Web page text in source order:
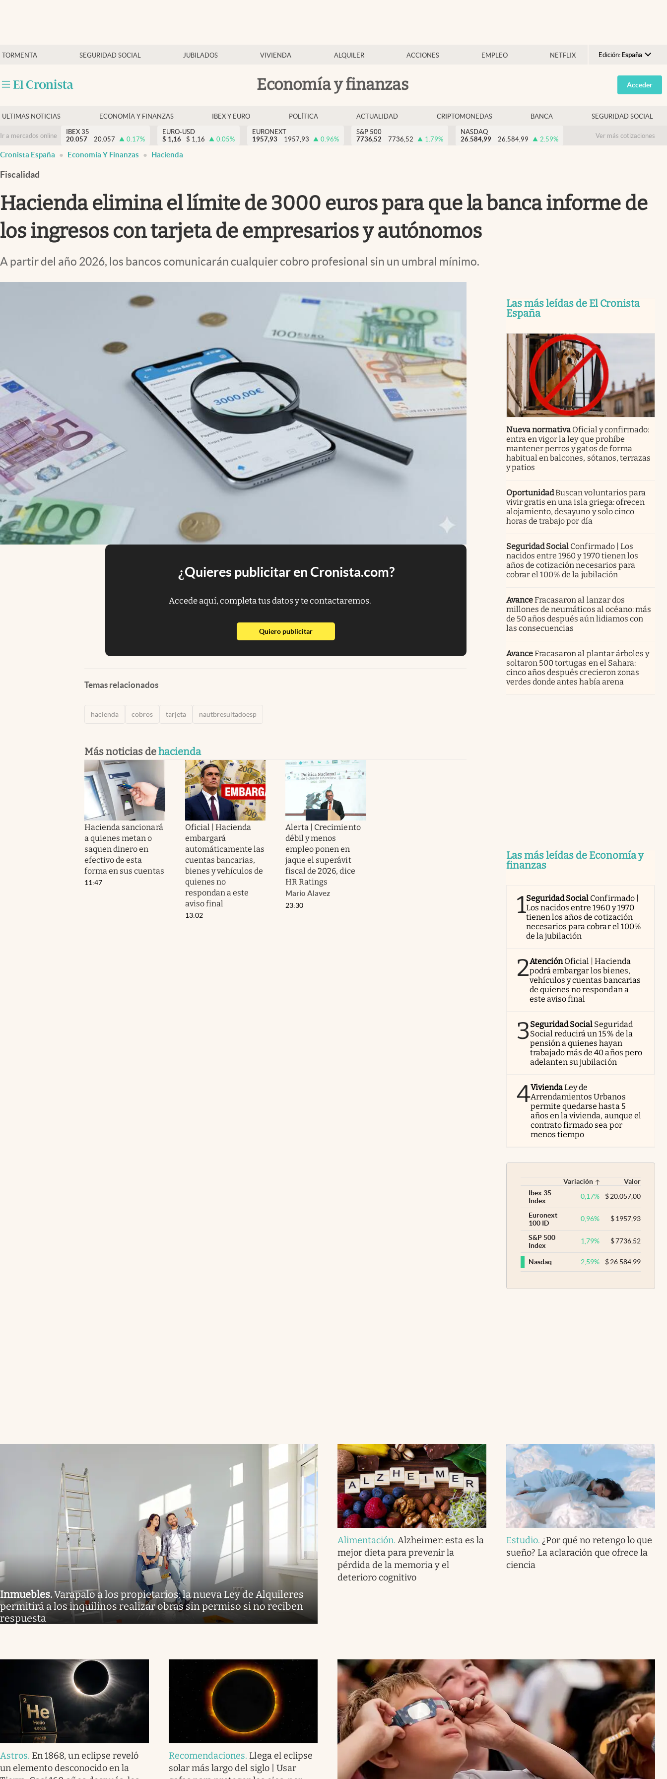
TORMENTA SEGURIDAD SOCIAL JUBILADOS VIVIENDA ALQUILER ACCIONES EMPLEO NETFLIX Edición: España
Argentina
España
USA
Colombia
Economía y finanzas
Economía y finanzas
Criptomonedas
Acceder
ULTIMAS NOTICIAS ECONOMÍA Y FINANZAS IBEX Y EURO POLÍTICA ACTUALIDAD CRIPTOMONEDAS BANCA SEGURIDAD SOCIAL
Ir a mercados online
IBEX 35
20.057
20.057 0.17%
EURO-USD
$ 1,16 $ 1,16 0.05%
EURONEXT
1957,93
1957,93 0.96%
S&P 500
7736,52
7736,52 1.79%
NASDAQ
26.584,99
26.584,99 2.59% Ver más cotizaciones
Cronista España Economía Y Finanzas Hacienda
Fiscalidad
Hacienda elimina el límite de 3000 euros para que la banca informe de
los ingresos con tarjeta de empresarios y autónomos
A partir del año 2026, los bancos comunicarán cualquier cobro profesional sin un umbral mínimo.
¿Quieres publicitar en Cronista.com?
Accede aquí, completa tus datos y te contactaremos.
Quiero publicitarabre en nueva pestaña
Temas relacionados
hacienda cobros tarjeta nautbresultadoesp
Más noticias dehacienda
Hacienda sancionará
a quienes metan o
saquen dinero en
efectivo de esta
forma en sus cuentas
11:47
Oficial | Hacienda
embargará
automáticamente las
cuentas bancarias,
bienes y vehículos de
quienes no
respondan a este
aviso final
13:02
Alerta | Crecimiento
débil y menos
empleo ponen en
jaque el superávit
fiscal de 2026, dice
HR Ratings
Mario Alavez
23:30
Las más leídas de El Cronista
España
Nueva normativa Oficial y confirmado:
entra en vigor la ley que prohíbe
mantener perros y gatos de forma
habitual en balcones, sótanos, terrazas
y patios
OportunidadBuscan voluntarios para
vivir gratis en una isla griega: ofrecen
alojamiento, desayuno y solo cinco
horas de trabajo por día
Seguridad Social Confirmado | Los
nacidos entre 1960 y 1970 tienen los
años de cotización necesarios para
cobrar el 100% de la jubilación
AvanceFracasaron al lanzar dos
millones de neumáticos al océano: más
de 50 años después aún lidiamos con
las consecuencias
AvanceFracasaron al plantar árboles y
soltaron 500 tortugas en el Sahara:
cinco años después crecieron zonas
verdes donde antes había arena
Las más leídas de Economía y
finanzas
1Seguridad Social Confirmado |
Los nacidos entre 1960 y 1970
tienen los años de cotización
necesarios para cobrar el 100%
de la jubilación
2AtenciónOficial | Hacienda
podrá embargar los bienes,
vehículos y cuentas bancarias
de quienes no respondan a
este aviso final
3Seguridad Social Seguridad
Social reducirá un 15% de la
pensión a quienes hayan
trabajado más de 40 años pero
adelanten su jubilación
4ViviendaLey de
Arrendamientos Urbanos
permite quedarse hasta 5
años en la vivienda, aunque el
contrato firmado sea por
menos tiempo
Variación
Valor
Ibex 35
Index
0,17% $20.057,00
Euronext
100 ID
0,96% $1957,93
S&P 500
Index
1,79% $7736,52
Nasdaq 2,59% $26.584,99
Inmuebles.Varapalo a los propietarios: la nueva Ley de Alquileres
permitirá a los inquilinos realizar obras sin permiso si no reciben
respuesta
Alimentación.Alzheimer: esta es la
mejor dieta para prevenir la
pérdida de la memoria y el
deterioro cognitivo
Estudio. ¿Por qué no retengo lo que
sueño? La aclaración que ofrece la
ciencia
Astros. En 1868, un eclipse reveló
un elemento desconocido en la
Recomendaciones. Llega el eclipse
solar más largo del siglo | Usar